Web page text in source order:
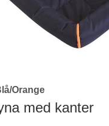
Orange
med kanter